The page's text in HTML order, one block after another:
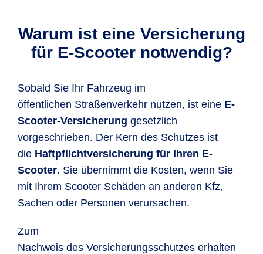
Warum ist eine Versicherung
für E-Scooter notwendig?
Sobald Sie Ihr Fahrzeug im
öffentlichen Straßenverkehr nutzen, ist eine E-
Scooter-Versicherung gesetzlich
vorgeschrieben. Der Kern des Schutzes ist
die Haftpflichtversicherung für Ihren E-
Scooter. Sie übernimmt die Kosten, wenn Sie
mit Ihrem Scooter Schäden an anderen Kfz,
Sachen oder Personen verursachen.
Zum
Nachweis des Versicherungsschutzes erhalten